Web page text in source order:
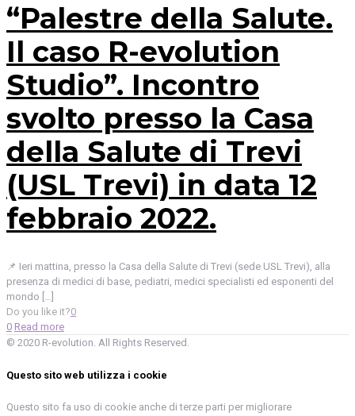
“Palestre della Salute.
Il caso R-evolution
Studio”. Incontro
svolto presso la Casa
della Salute di Trevi
(USL Trevi) in data 12
febbraio 2022.
📌 Ieri mattina, presso la Casa della Salute di Trevi (sede USL Trevi), alla
presenza di medici di base, pediatri, medici specialisti ed esponenti del
mondo […]
Do you like it?0
0 Read more
© 2020 R-evolution. All Rights Reserved.
Questo sito web utilizza i cookie
Questo sito fa uso di cookie anche di terze parti per migliorare